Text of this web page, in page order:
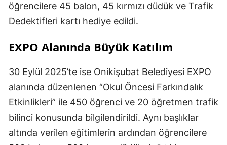
öğrencilere 45 balon, 45 kırmızı düdük ve Trafik
Dedektifleri kartı hediye edildi.
EXPO Alanında Büyük Katılım
30 Eylül 2025’te ise Onikişubat Belediyesi EXPO
alanında düzenlenen “Okul Öncesi Farkındalık
Etkinlikleri” ile 450 öğrenci ve 20 öğretmen trafik
bilinci konusunda bilgilendirildi. Aynı başlıklar
altında verilen eğitimlerin ardından öğrencilere